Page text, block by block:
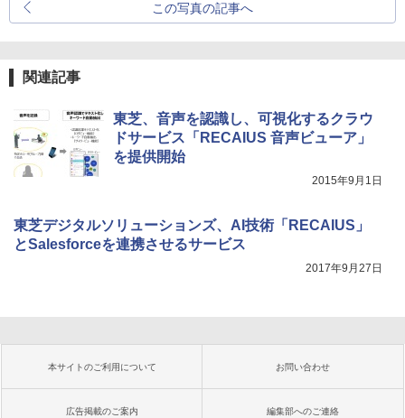
この写真の記事へ
関連記事
東芝、音声を認識し、可視化するクラウ
ドサービス「RECAIUS 音声ビューア」
を提供開始
2015年9月1日
東芝デジタルソリューションズ、AI技術「RECAIUS」
とSalesforceを連携させるサービス
2017年9月27日
本サイトのご利用について お問い合わせ
広告掲載のご案内 編集部へのご連絡